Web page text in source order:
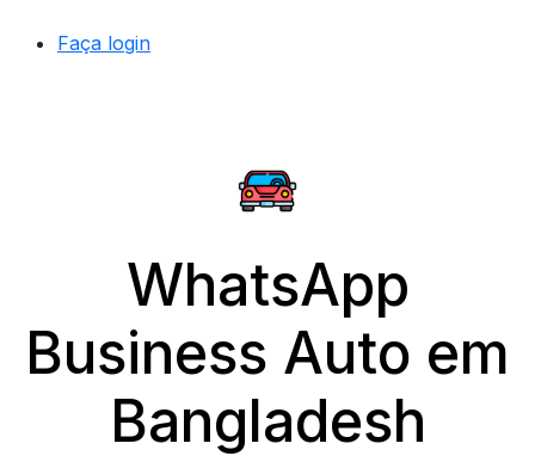
Faça login
WhatsApp
Business Auto em
Bangladesh